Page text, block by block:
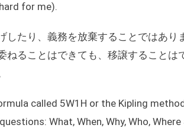
for me).
たり、義務を放棄することではあり
ることはできても、移譲することは
called 5W1H or the Kipling
What, When, Why, Who, Where